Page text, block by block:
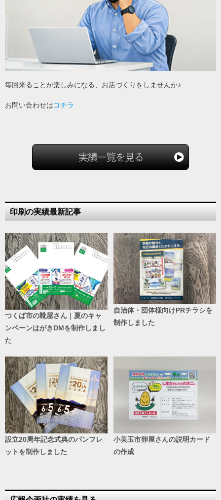
毎回来ることが楽しみになる、お店づくりをしませんか♪
お問い合わせはコチラ
印刷の実績最新記事
つくば市の靴屋さん｜夏のキャ
ンペーンはがきDMを制作しまし
た
自治体・団体様向けPRチラシを
制作しました
設立20周年記念式典のパンフレ
ットを制作しました
小美玉市卵屋さんの説明カード
の作成